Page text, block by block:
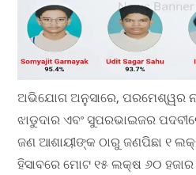
ଅଭିଯୋଗ ଅନୁସାରେ, ପରମେଶ୍ୱର
ଝାଡୁଦାର ଏବଂ ସୁପରଭାଇଜର
ଜଣ ଆଶାୟୀଙ୍କ ଠାରୁ ଜଣପିଛା ୧
ହିସାବରେ ମୋଟ ୧୫ ଲକ୍ଷ ୬୦